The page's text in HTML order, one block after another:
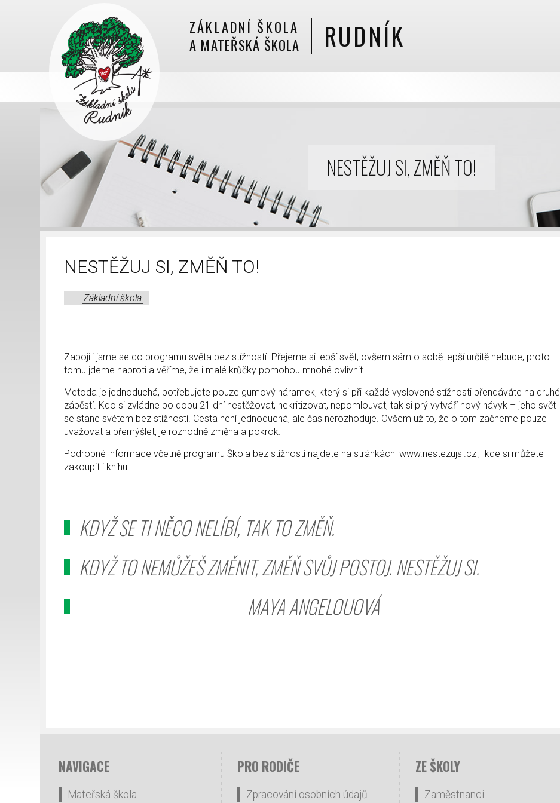
ZÁKLADNÍ ŠKOLA
A MATEŘSKÁ ŠKOLA
RUDNÍK
NESTĚŽUJ SI, ZMĚŇ TO!
NESTĚŽUJ SI, ZMĚŇ TO!
Základní škola
Zapojili jsme se do programu světa bez stížností. Přejeme si lepší svět, ovšem sám o sobě lepší určitě nebude, proto
tomu jdeme naproti a věříme, že i malé krůčky pomohou mnohé ovlivnit.
Metoda je jednoduchá, potřebujete pouze gumový náramek, který si při každé vyslovené stížnosti přendáváte na druhé
zápěstí. Kdo si zvládne po dobu 21 dní nestěžovat, nekritizovat, nepomlouvat, tak si prý vytváří nový návyk – jeho svět
se stane světem bez stížností. Cesta není jednoduchá, ale čas nerozhoduje. Ovšem už to, že o tom začneme pouze
uvažovat a přemýšlet, je rozhodně změna a pokrok.
Podrobné informace včetně programu Škola bez stížností najdete na stránkách www.nestezujsi.cz , kde si můžete
zakoupit i knihu.
KDYŽ SE TI NĚCO NELÍBÍ, TAK TO ZMĚŇ.
KDYŽ TO NEMŮŽEŠ ZMĚNIT, ZMĚŇ SVŮJ POSTOJ. NESTĚŽUJ SI.
MAYA ANGELOUOVÁ
NAVIGACE
Mateřská škola
PRO RODIČE
Zpracování osobních údajů
ZE ŠKOLY
Zaměstnanci